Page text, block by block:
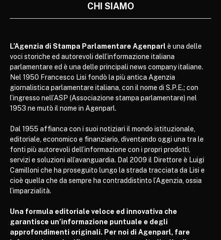
CHI SIAMO
L’Agenzia di Stampa Parlamentare Agenparl è una delle
voci storiche ed autorevoli dell’informazione italiana
parlamentare ed è una delle principali news company italiane.
Nel 1950 Francesco Lisi fondò la più antica Agenzia
giornalistica parlamentare italiana, con il nome di S.P.E.; con
l’ingresso nell’ASP (Associazione stampa parlamentare) nel
1953 ne mutò il nome in Agenparl.
Dal 1955 affianca con i suoi notiziari il mondo istituzionale,
editoriale, economico e finanziario, diventando oggi una tra le
fonti più autorevoli dell’informazione con i propri prodotti,
servizi e soluzioni all’avanguardia. Dal 2009 il Direttore è Luigi
Camilloni che ha proseguito lungo la strada tracciata da Lisi e
cioè quella che da sempre ha contraddistinto l’Agenzia, ossia
l’imparzialità.
Una formula editoriale veloce ed innovativa che
garantisce un’informazione puntuale e degli
approfondimenti originali. Per noi di Agenparl, fare